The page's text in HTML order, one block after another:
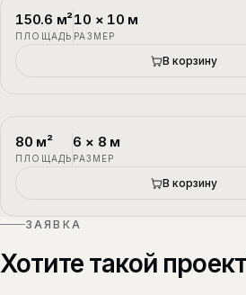
П-3
150.6 м²
ПЛОЩАДЬ
10 × 10 м
РАЗМЕР
В корзину
П-4
80 м²
ПЛОЩАДЬ
6 × 8 м
РАЗМЕР
В корзину
ЗАЯВКА
Хотите такой